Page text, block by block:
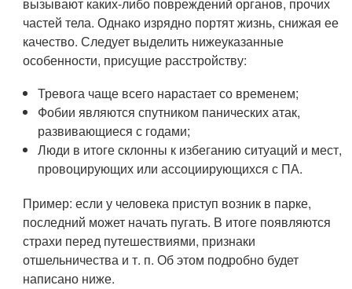
вызывают каких-либо повреждений органов, прочих
частей тела. Однако изрядно портят жизнь, снижая ее
качество. Следует выделить нижеуказанные
особенности, присущие расстройству:
Тревога чаще всего нарастает со временем;
Фобии являются спутником панических атак,
развивающиеся с годами;
Люди в итоге склонны к избеганию ситуаций и мест,
провоцирующих или ассоциирующихся с ПА.
Пример: если у человека приступ возник в парке,
последний может начать пугать. В итоге появляются
страхи перед путешествиями, признаки
отшельничества и т. п. Об этом подробно будет
написано ниже.